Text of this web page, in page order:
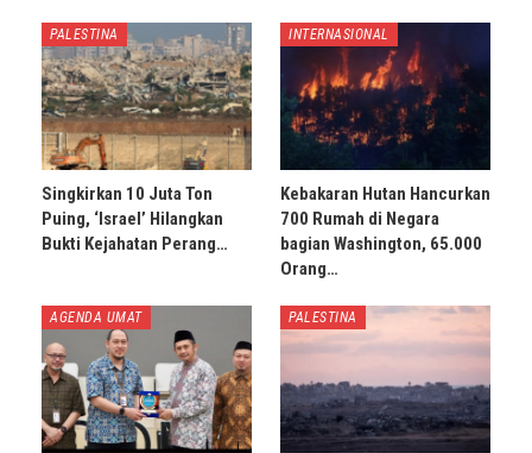
PALESTINA
Singkirkan 10 Juta Ton
Puing, ‘Israel’ Hilangkan
Bukti Kejahatan Perang…
INTERNASIONAL
Kebakaran Hutan Hancurkan
700 Rumah di Negara
bagian Washington, 65.000
Orang…
AGENDA UMAT PALESTINA